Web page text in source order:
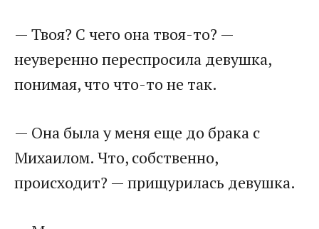
— Твоя? С чего она твоя-то? —
неуверенно переспросила девушка,
понимая, что что-то не так.
— Она была у меня еще до брака с
Михаилом. Что, собственно,
происходит? — прищурилась девушка.